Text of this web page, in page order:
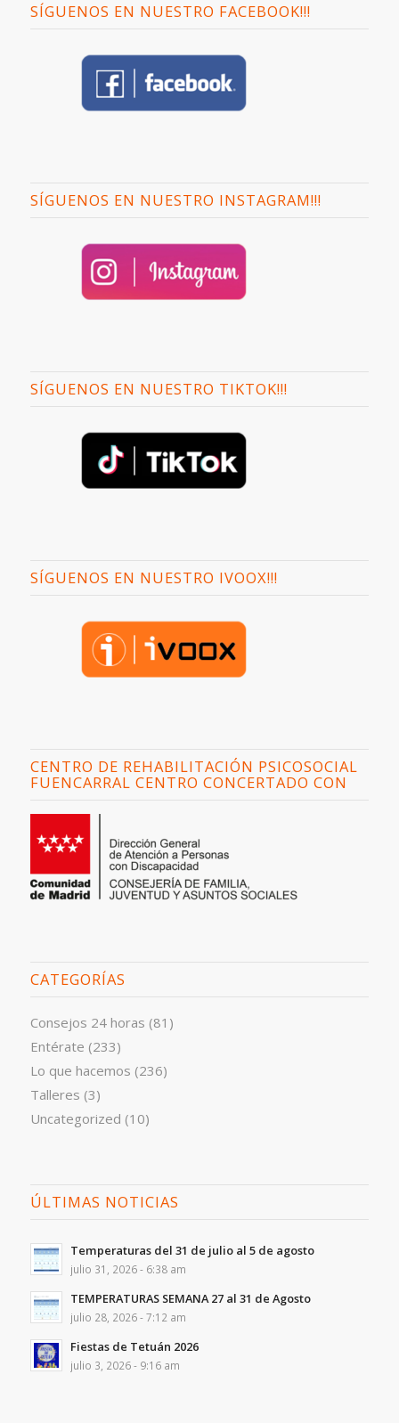
SÍGUENOS EN NUESTRO FACEBOOK!!!
SÍGUENOS EN NUESTRO INSTAGRAM!!!
SÍGUENOS EN NUESTRO TIKTOK!!!
SÍGUENOS EN NUESTRO IVOOX!!!
CENTRO DE REHABILITACIÓN PSICOSOCIAL
FUENCARRAL CENTRO CONCERTADO CON
CATEGORÍAS
Consejos 24 horas (81)
Entérate (233)
Lo que hacemos (236)
Talleres (3)
Uncategorized (10)
ÚLTIMAS NOTICIAS
Temperaturas del 31 de julio al 5 de agosto
julio 31, 2026 - 6:38 am
TEMPERATURAS SEMANA 27 al 31 de Agosto
julio 28, 2026 - 7:12 am
Fiestas de Tetuán 2026
julio 3, 2026 - 9:16 am